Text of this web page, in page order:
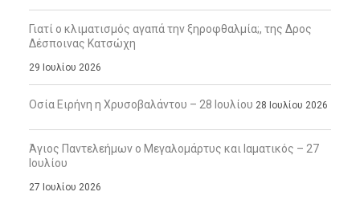
Γιατί ο κλιματισμός αγαπά την ξηροφθαλμία;, της Δρος
Δέσποινας Κατσώχη
29 Ιουλίου 2026
Οσία Ειρήνη η Χρυσοβαλάντου – 28 Ιουλίου 28 Ιουλίου 2026
Άγιος Παντελεήμων ο Μεγαλομάρτυς και Ιαματικός – 27
Ιουλίου
27 Ιουλίου 2026